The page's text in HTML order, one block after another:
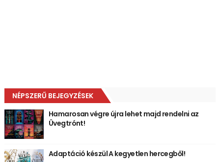
NÉPSZERŰ BEJEGYZÉSEK
Hamarosan végre újra lehet majd rendelni az
Üvegtrónt!
Adaptáció készül A kegyetlen hercegből!